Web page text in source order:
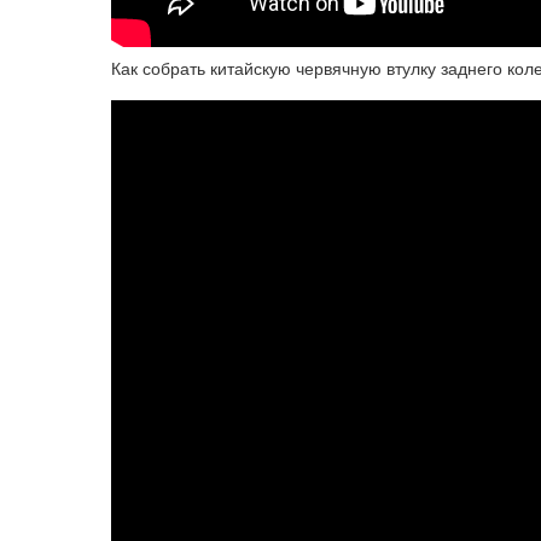
Как собрать китайскую червячную втулку заднего